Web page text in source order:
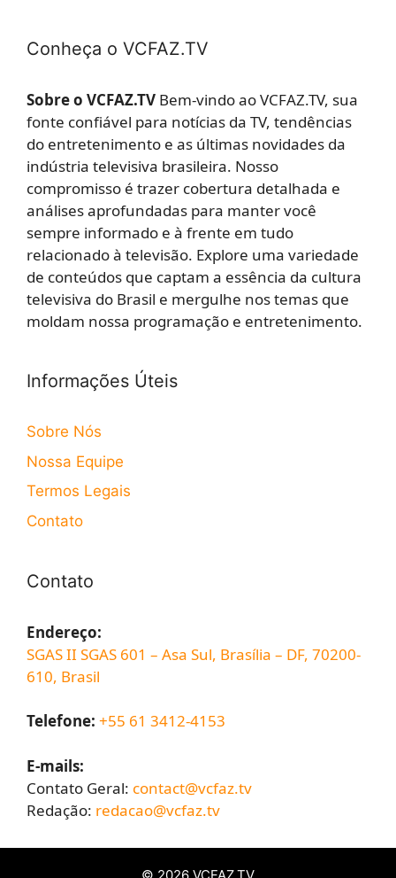
Conheça o VCFAZ.TV
Sobre o VCFAZ.TV Bem-vindo ao VCFAZ.TV, sua
fonte confiável para notícias da TV, tendências
do entretenimento e as últimas novidades da
indústria televisiva brasileira. Nosso
compromisso é trazer cobertura detalhada e
análises aprofundadas para manter você
sempre informado e à frente em tudo
relacionado à televisão. Explore uma variedade
de conteúdos que captam a essência da cultura
televisiva do Brasil e mergulhe nos temas que
moldam nossa programação e entretenimento.
Informações Úteis
Sobre Nós
Nossa Equipe
Termos Legais
Contato
Contato
Endereço:
SGAS II SGAS 601 – Asa Sul, Brasília – DF, 70200-
610, Brasil
Telefone: +55 61 3412-4153
E-mails:
Contato Geral: contact@vcfaz.tv
Redação: redacao@vcfaz.tv